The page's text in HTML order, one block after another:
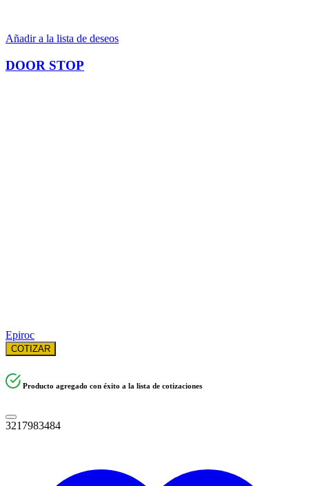
Añadir a la lista de deseos
DOOR STOP
Epiroc
COTIZAR
Producto agregado con éxito a la lista de cotizaciones
3217983484